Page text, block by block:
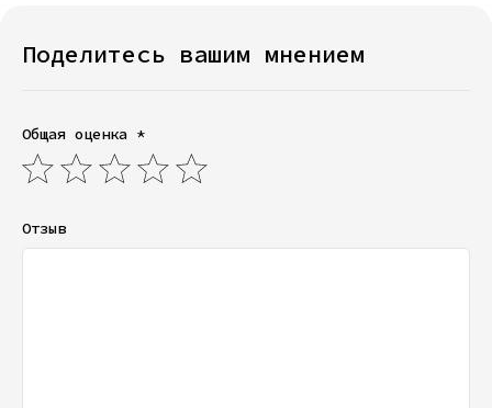
Поделитесь вашим мнением
Общая оценка *
Отзыв